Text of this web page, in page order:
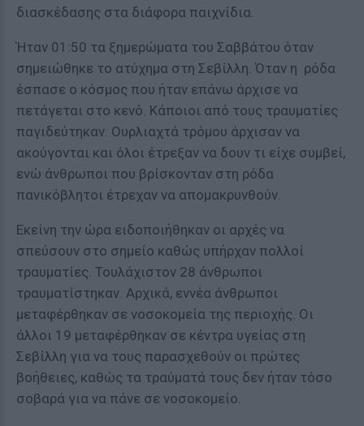
διασκέδασης στα διάφορα παιχνίδια.
Ήταν 01:50 τα ξημερώματα του Σαββάτου όταν
σημειώθηκε το ατύχημα στη Σεβίλλη. Όταν η ρόδα
έσπασε ο κόσμος που ήταν επάνω άρχισε να
πετάγεται στο κενό. Κάποιοι από τους τραυματίες
παγιδεύτηκαν. Ουρλιαχτά τρόμου άρχισαν να
ακούγονται και όλοι έτρεξαν να δουν τι είχε συμβεί,
ενώ άνθρωποι που βρίσκονταν στη ρόδα
πανικόβλητοι έτρεχαν να απομακρυνθούν.
Εκείνη την ώρα ειδοποιήθηκαν οι αρχές να
σπεύσουν στο σημείο καθώς υπήρχαν πολλοί
τραυματίες. Τουλάχιστον 28 άνθρωποι
τραυματίστηκαν. Αρχικά, εννέα άνθρωποι
μεταφέρθηκαν σε νοσοκομεία της περιοχής. Οι
άλλοι 19 μεταφέρθηκαν σε κέντρα υγείας στη
Σεβίλλη για να τους παρασχεθούν οι πρώτες
βοήθειες, καθώς τα τραύματά τους δεν ήταν τόσο
σοβαρά για να πάνε σε νοσοκομείο.